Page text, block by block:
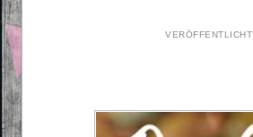
VERÖFFENTLICHT